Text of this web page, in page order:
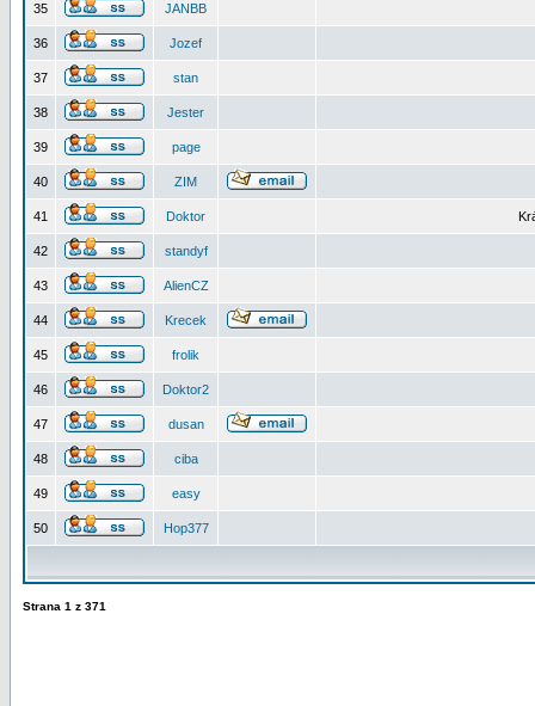
35 JANBB
36 Jozef
37 stan
38 Jester
39 page
40 ZIM
41 Doktor
42 standyf
43 AlienCZ
44 Krecek
45 frolik
46 Doktor2
47 dusan
48 ciba
49 easy
50 Hop377
Strana 1 z 371